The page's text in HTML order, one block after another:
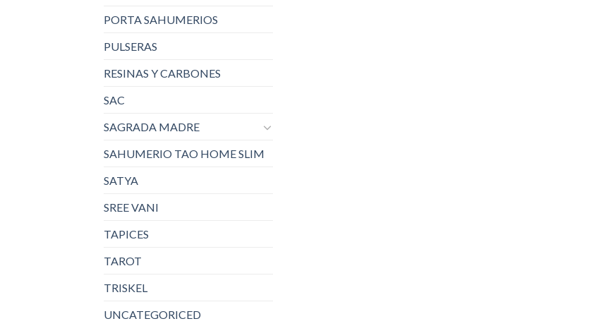
PORTA SAHUMERIOS
PULSERAS
RESINAS Y CARBONES
SAC
SAGRADA MADRE
SAHUMERIO TAO HOME SLIM
SATYA
SREE VANI
TAPICES
TAROT
TRISKEL
UNCATEGORICED